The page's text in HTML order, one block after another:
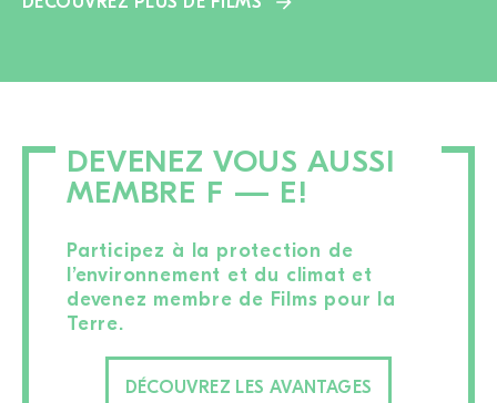
DEVENEZ VOUS AUSSI
MEMBRE F — E!
Participez à la protection de
l’environnement et du climat et
devenez membre de Films pour la
Terre.
DÉCOUVREZ LES AVANTAGES